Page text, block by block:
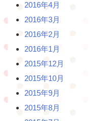
2016年4月
2016年3月
2016年2月
2016年1月
2015年12月
2015年10月
2015年9月
2015年8月